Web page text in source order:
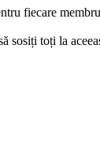
fiecare
toți la